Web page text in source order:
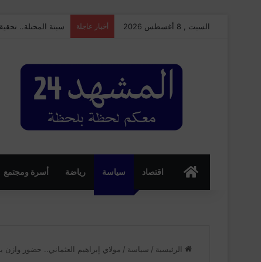
السبت , 8 أغسطس 2026 أخبار عاجلة سبتة المحتلة..
الرئسيةاقتصاد سياسة رياضة أسرة ومجتمع
الرئيسية / سياسة / مولاي إبراهيم العثماني.. حضور